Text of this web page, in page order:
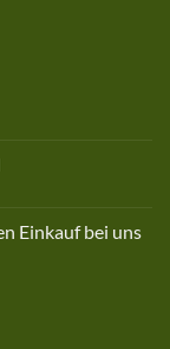
Einkauf bei uns